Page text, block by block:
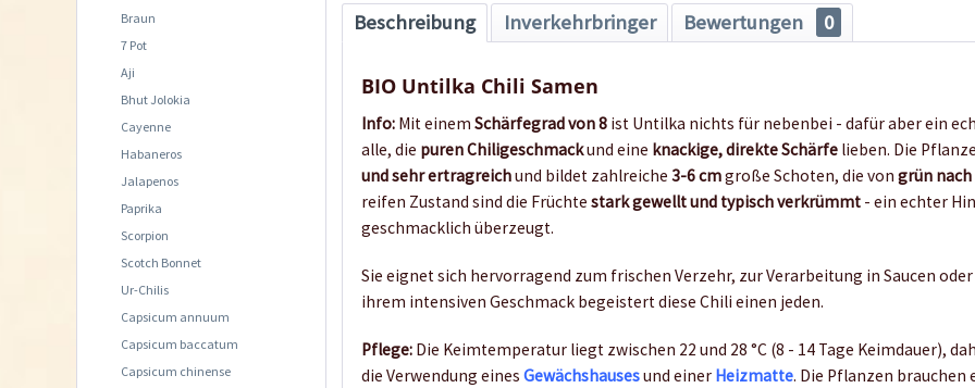
Braun
7 Pot
Aji
Bhut Jolokia
Cayenne
Habaneros
Jalapenos
Paprika
Scorpion
Scotch Bonnet
Ur-Chilis
Capsicum annuum
Capsicum baccatum
Capsicum chinense
Beschreibung Inverkehrbringer Bewertungen 0
BIO Untilka Chili Samen
Info: Mit einemSchärfegrad von 8 ist Untilka nichts für nebenbei - dafür aber ein
alle, die puren Chiligeschmackund eine knackige, direkte Schärfe lieben. Die
und sehr ertragreichund bildet zahlreiche3-6 cmgroße Schoten, die vongrün
reifen Zustand sind die Früchtestark gewellt und typisch verkrümmt - ein echter
geschmacklich überzeugt.
Sie eignet sich hervorragend zum frischen Verzehr, zur Verarbeitung in Saucen
ihrem intensiven Geschmack begeistert diese Chili einen jeden.
Pflege: Die Keimtemperatur liegt zwischen 22 und 28 °C (8 - 14 Tage Keimdauer),
die Verwendung einesGewächshausesund einer Heizmatte. Die Pflanzen